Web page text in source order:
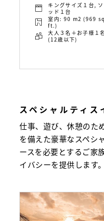
キングサイズ１台,
ッド１台
室内: 90 m2 (969
ft.)
大人３名＋お子様１
(12歳以下)
スペシャルティ
仕事、遊び、休憩のた
を備えた豪華なスペシ
ースを必要とするご家
イバシーを提供します。